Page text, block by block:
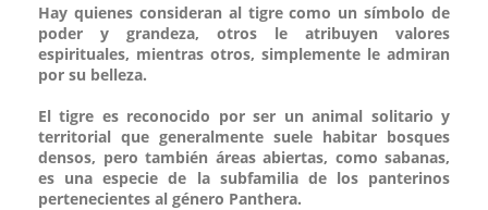
Hay quienes consideran al tigre como un símbolo de
poder y grandeza, otros le atribuyen valores
espirituales, mientras otros, simplemente le admiran
por su belleza.
El tigre es reconocido por ser un animal solitario y
territorial que generalmente suele habitar bosques
densos, pero también áreas abiertas, como sabanas,
es una especie de la subfamilia de los panterinos
pertenecientes al género Panthera.